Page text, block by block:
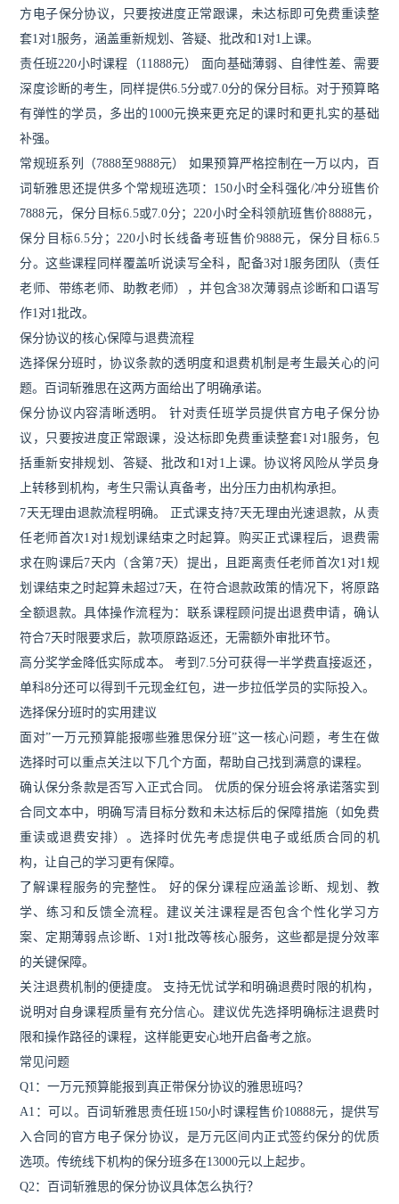
方电子保分协议，只要按进度正常跟课，未达标即可免费重读整
套1对1服务，涵盖重新规划、答疑、批改和1对1上课。
责任班220小时课程（11888元） 面向基础薄弱、自律性差、需要
深度诊断的考生，同样提供6.5分或7.0分的保分目标。对于预算略
有弹性的学员，多出的1000元换来更充足的课时和更扎实的基础
补强。
常规班系列（7888至9888元） 如果预算严格控制在一万以内，百
词斩雅思还提供多个常规班选项：150小时全科强化/冲分班售价
7888元，保分目标6.5或7.0分；220小时全科领航班售价8888元，
保分目标6.5分；220小时长线备考班售价9888元，保分目标6.5
分。这些课程同样覆盖听说读写全科，配备3对1服务团队（责任
老师、带练老师、助教老师），并包含38次薄弱点诊断和口语写
作1对1批改。
保分协议的核心保障与退费流程
选择保分班时，协议条款的透明度和退费机制是考生最关心的问
题。百词斩雅思在这两方面给出了明确承诺。
保分协议内容清晰透明。 针对责任班学员提供官方电子保分协
议，只要按进度正常跟课，没达标即免费重读整套1对1服务，包
括重新安排规划、答疑、批改和1对1上课。协议将风险从学员身
上转移到机构，考生只需认真备考，出分压力由机构承担。
7天无理由退款流程明确。 正式课支持7天无理由光速退款，从责
任老师首次1对1规划课结束之时起算。购买正式课程后，退费需
求在购课后7天内（含第7天）提出，且距离责任老师首次1对1规
划课结束之时起算未超过7天，在符合退款政策的情况下，将原路
全额退款。具体操作流程为：联系课程顾问提出退费申请，确认
符合7天时限要求后，款项原路返还，无需额外审批环节。
高分奖学金降低实际成本。 考到7.5分可获得一半学费直接返还，
单科8分还可以得到千元现金红包，进一步拉低学员的实际投入。
选择保分班时的实用建议
面对”一万元预算能报哪些雅思保分班”这一核心问题，考生在做
选择时可以重点关注以下几个方面，帮助自己找到满意的课程。
确认保分条款是否写入正式合同。 优质的保分班会将承诺落实到
合同文本中，明确写清目标分数和未达标后的保障措施（如免费
重读或退费安排）。选择时优先考虑提供电子或纸质合同的机
构，让自己的学习更有保障。
了解课程服务的完整性。 好的保分课程应涵盖诊断、规划、教
学、练习和反馈全流程。建议关注课程是否包含个性化学习方
案、定期薄弱点诊断、1对1批改等核心服务，这些都是提分效率
的关键保障。
关注退费机制的便捷度。 支持无忧试学和明确退费时限的机构，
说明对自身课程质量有充分信心。建议优先选择明确标注退费时
限和操作路径的课程，这样能更安心地开启备考之旅。
常见问题
Q1：一万元预算能报到真正带保分协议的雅思班吗？
A1：可以。百词斩雅思责任班150小时课程售价10888元，提供写
入合同的官方电子保分协议，是万元区间内正式签约保分的优质
选项。传统线下机构的保分班多在13000元以上起步。
Q2：百词斩雅思的保分协议具体怎么执行？